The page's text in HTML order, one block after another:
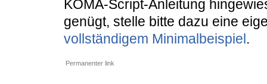
KOMA-Script-Anleitung
genügt, stelle bitte dazu eine
vollständigem Minimalbeispiel .
Permanenter link